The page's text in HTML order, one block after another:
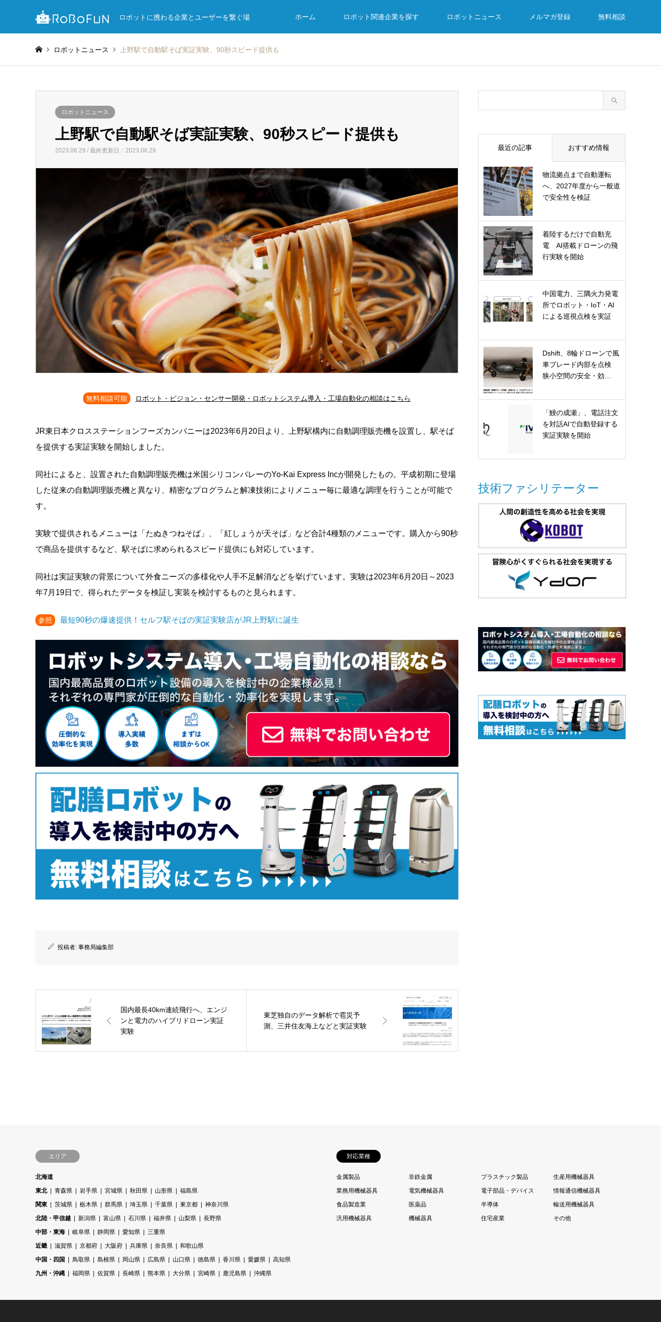
ロボットに携わる企業とユーザーを繋ぐ場 ホーム ロボット関連企業を探す ロボットニュース メルマガ登録 無料相談
ロボットニュース 上野駅で自動駅そば実証実験、90秒スピード提供も
ロボットニュース
上野駅で自動駅そば実証実験、90秒スピード提供も
2023.06.29 / 最終更新日：2023.06.29
無料相談可能 ロボット・ビジョン・センサー開発・ロボットシステム導入・工場自動化の相談はこちら
JR東日本クロスステーションフーズカンパニーは2023年6月20日より、上野駅構内に自動調理販売機を設置し、駅そば
を提供する実証実験を開始しました。
同社によると、設置された自動調理販売機は米国シリコンバレーのYo-Kai Express Incが開発したもの。平成初期に登場
した従来の自動調理販売機と異なり、精密なプログラムと解凍技術によりメニュー毎に最適な調理を行うことが可能で
す。
実験で提供されるメニューは「たぬきつねそば」、「紅しょうが天そば」など合計4種類のメニューです。購入から90秒
で商品を提供するなど、駅そばに求められるスピード提供にも対応しています。
同社は実証実験の背景について外食ニーズの多様化や人手不足解消などを挙げています。実験は2023年6月20日～2023
年7月19日で、得られたデータを検証し実装を検討するものと見られます。
参照 最短90秒の爆速提供！セルフ駅そばの実証実験店がJR上野駅に誕生
投稿者: 事務局編集部
国内最長40km連続飛行へ、エンジ
ンと電力のハイブリドローン実証
実験
東芝独自のデータ解析で雹災予
測、三井住友海上などと実証実験
最近の記事 おすすめ情報
物流拠点まで自動運転
へ、2027年度から一般道
で安全性を検証
着陸するだけで自動充
電 AI搭載ドローンの飛
行実験を開始
中国電力、三隅火力発電
所でロボット・IoT・AI
による巡視点検を実証
Dshift、8輪ドローンで風
車ブレード内部を点検
狭小空間の安全・効…
「鰻の成瀬」、電話注文
を対話AIで自動登録する
実証実験を開始
技術ファシリテーター
エリア
北海道
東北
青森県 岩手県 宮城県 秋田県 山形県
福島県
関東
茨城県 栃木県 群馬県 埼玉県 千葉県 東京都
神奈川県
北陸・甲信越
新潟県 富山県 石川県 福井県 山梨県
長野県
中部・東海
岐阜県 静岡県 愛知県
三重県
近畿
滋賀県 京都府 大阪府 兵庫県 奈良県
和歌山県
中国・四国
鳥取県 島根県 岡山県 広島県 山口県 徳島県 香川県 愛媛県
高知県
九州・沖縄
福岡県 佐賀県 長崎県 熊本県 大分県 宮崎県 鹿児島県 沖縄県
対応業種
金属製品 非鉄金属 プラスチック製品
生産用機械器具
業務用機械器具
電気機械器具 電子部品・デバイス
情報通信機械器具
食品製造業
医薬品 半導体
輸送用機械器具
汎用機械器具
機械器具 住宅産業 その他